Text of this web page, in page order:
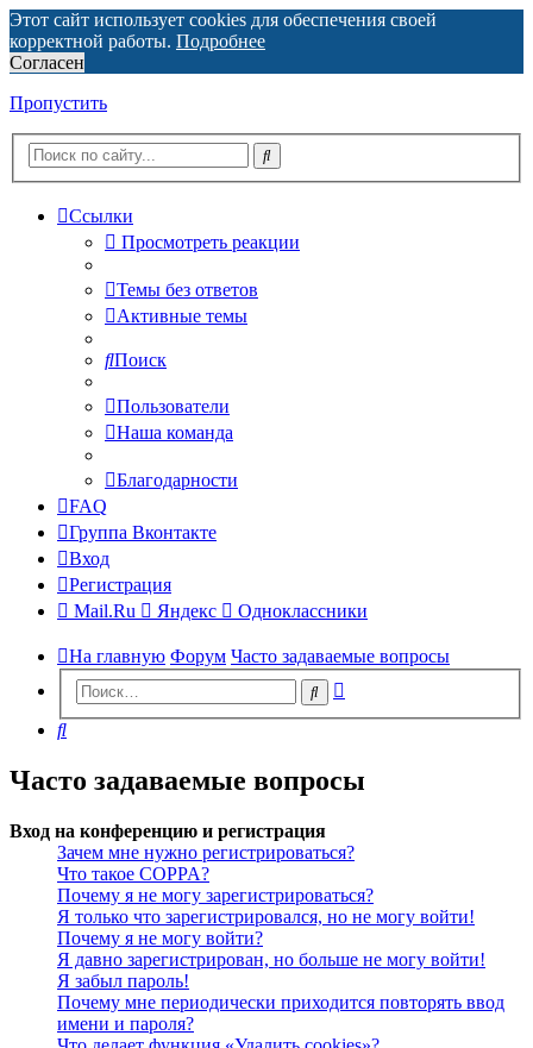
Этот сайт использует cookies для обеспечения своей
корректной работы. Подробнее
Согласен
Пропустить
Ссылки
Просмотреть реакции
Темы без ответов
Активные темы
Поиск
Пользователи
Наша команда
Благодарности
FAQ
Группа Вконтакте
Вход
Регистрация
Mail.Ru
Яндекс Одноклассники
На главную Форум Часто задаваемые вопросы
Поиск
Поиск
Часто задаваемые вопросы
Вход на конференцию и регистрация
Зачем мне нужно регистрироваться?
Что такое COPPA?
Почему я не могу зарегистрироваться?
Я только что зарегистрировался, но не могу войти!
Почему я не могу войти?
Я давно зарегистрирован, но больше не могу войти!
Я забыл пароль!
Почему мне периодически приходится повторять ввод
имени и пароля?